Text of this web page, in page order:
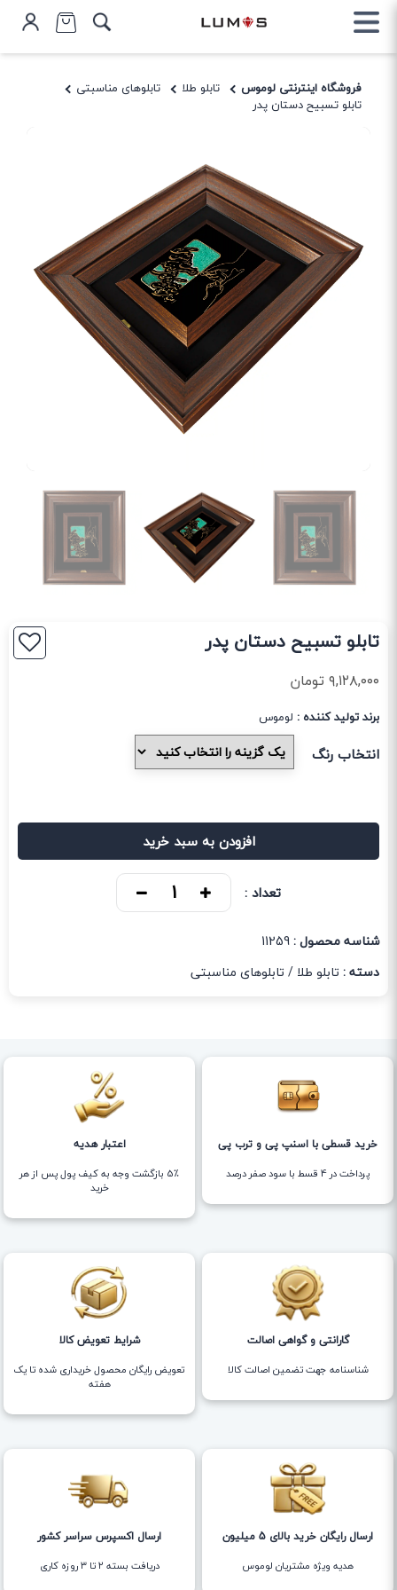
فروشگاه اینترنتی لوموس تابلو طلا
تابلوهای مناسبتی
تابلو تسبیح دستان پدر
تابلو تسبیح دستان پدر
۹,۱۲۸,۰۰۰تومان
برند تولید کننده : لوموس
انتخاب رنگ
افزودن به سبد خرید
تعداد :
شناسه محصول :11259
دسته : تابلو طلا / تابلوهای مناسبتی
خرید قسطی با اسنپ پی و ترب پی
پرداخت در 4 قسط با سود صفر درصد
اعتبار هدیه
5٪ بازگشت وجه به کیف پول پس از هر
خرید
گارانتی و گواهی اصالت
شناسنامه جهت تضمین اصالت کالا
شرایط تعویض کالا
تعویض رایگان محصول خریداری شده تا یک
هفته
ارسال رایگان خرید بالای 5 میلیون
هدیه ویژه مشتریان لوموس
ارسال اکسپرس سراسر کشور
دریافت بسته ۲ تا ۳ روزه کاری